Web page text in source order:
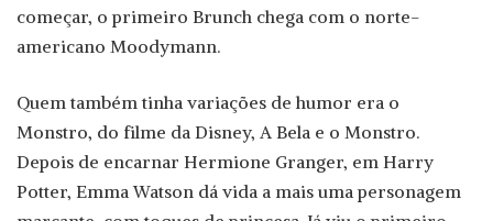
começar, o primeiro Brunch chega com o norte-
americano Moodymann.
Quem também tinha variações de humor era o
Monstro, do filme da Disney, A Bela e o Monstro.
Depois de encarnar Hermione Granger, em Harry
Potter, Emma Watson dá vida a mais uma personagem